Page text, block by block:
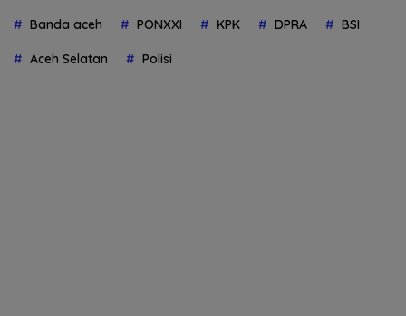
Banda aceh PONXXI KPK DPRA BSI
Aceh Selatan Polisi